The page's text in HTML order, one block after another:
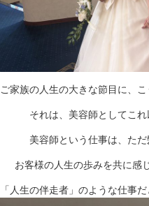
ご家族の人生の大きな節目に、
それは、美容師としてこ
美容師という仕事は、た
お客様の人生の歩みを共に感
「人生の伴走者」のような仕事